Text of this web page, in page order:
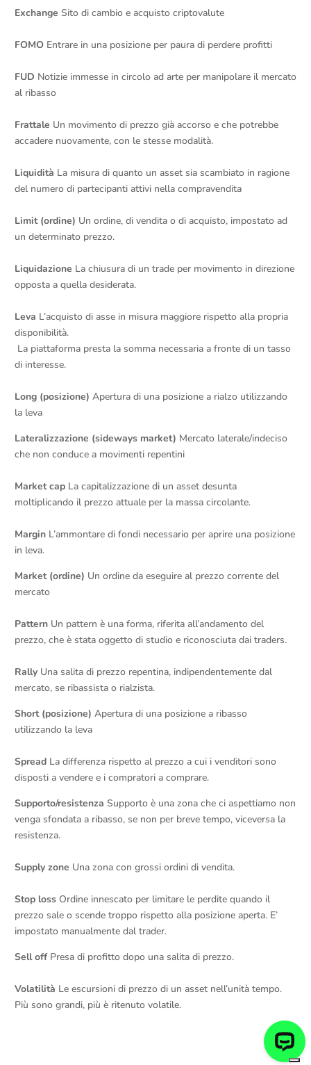
Exchange Sito di cambio e acquisto criptovalute
FOMO Entrare in una posizione per paura di perdere profitti
FUD Notizie immesse in circolo ad arte per manipolare il mercato
al ribasso
Frattale Un movimento di prezzo già accorso e che potrebbe
accadere nuovamente, con le stesse modalità.
Liquidità La misura di quanto un asset sia scambiato in ragione
del numero di partecipanti attivi nella compravendita
Limit (ordine) Un ordine, di vendita o di acquisto, impostato ad
un determinato prezzo.
Liquidazione La chiusura di un trade per movimento in direzione
opposta a quella desiderata.
Leva L’acquisto di asse in misura maggiore rispetto alla propria
disponibilità.
La piattaforma presta la somma necessaria a fronte di un tasso
di interesse.
Long (posizione) Apertura di una posizione a rialzo utilizzando
la leva
Lateralizzazione (sideways market) Mercato laterale/indeciso
che non conduce a movimenti repentini
Market cap La capitalizzazione di un asset desunta
moltiplicando il prezzo attuale per la massa circolante.
Margin L’ammontare di fondi necessario per aprire una posizione
in leva.
Market (ordine) Un ordine da eseguire al prezzo corrente del
mercato
Pattern Un pattern è una forma, riferita all’andamento del
prezzo, che è stata oggetto di studio e riconosciuta dai traders.
Rally Una salita di prezzo repentina, indipendentemente dal
mercato, se ribassista o rialzista.
Short (posizione) Apertura di una posizione a ribasso
utilizzando la leva
Spread La differenza rispetto al prezzo a cui i venditori sono
disposti a vendere e i compratori a comprare.
Supporto/resistenza Supporto è una zona che ci aspettiamo non
venga sfondata a ribasso, se non per breve tempo, viceversa la
resistenza.
Supply zone Una zona con grossi ordini di vendita.
Stop loss Ordine innescato per limitare le perdite quando il
prezzo sale o scende troppo rispetto alla posizione aperta. E’
impostato manualmente dal trader.
Sell off Presa di profitto dopo una salita di prezzo.
Volatilità Le escursioni di prezzo di un asset nell’unità tempo.
Più sono grandi, più è ritenuto volatile.